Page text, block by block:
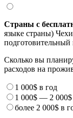
Страны с
языке страны)
подготовительный
Сколько вы
расходов на
1 000$ в год
1 000$ — 2 000$
более 2 000$ в